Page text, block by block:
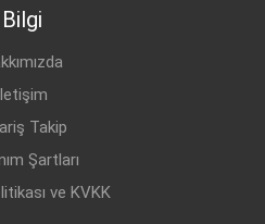
Bilgi
Takip
Şartları
ve KVKK